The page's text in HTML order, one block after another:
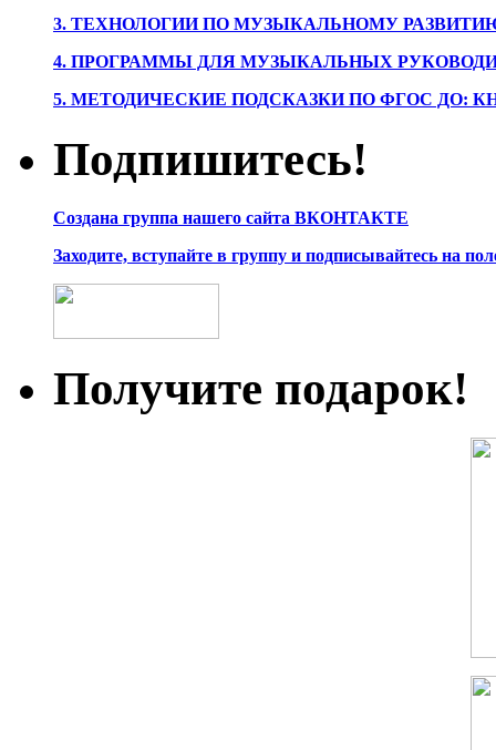
3. ТЕХНОЛОГИИ ПО МУЗЫКАЛЬНОМУ
4. ПРОГРАММЫ ДЛЯ МУЗЫКАЛЬНЫХ
5. МЕТОДИЧЕСКИЕ ПОДСКАЗКИ ПО ФГОС ДО:
Подпишитесь!
Создана группа нашего сайта ВКОНТАКТЕ
Заходите, вступайте в группу и подписывайтесь на
Получите подарок!